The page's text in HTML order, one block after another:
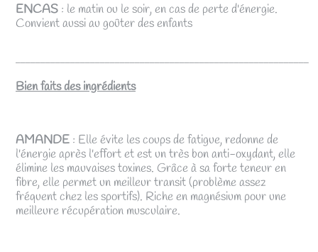
ENCAS : le matin ou le soir, en cas de perte d'énergie.
Convient aussi au goûter des enfants
Bien faits des ingrédients
AMANDE : Elle évite les coups de fatigue, redonne de
l'énergie après l'effort et est un très bon anti-oxydant, elle
élimine les mauvaises toxines. Grâce à sa forte teneur en
fibre, elle permet un meilleur transit (problème assez
fréquent chez les sportifs). Riche en magnésium pour une
meilleure récupération musculaire.